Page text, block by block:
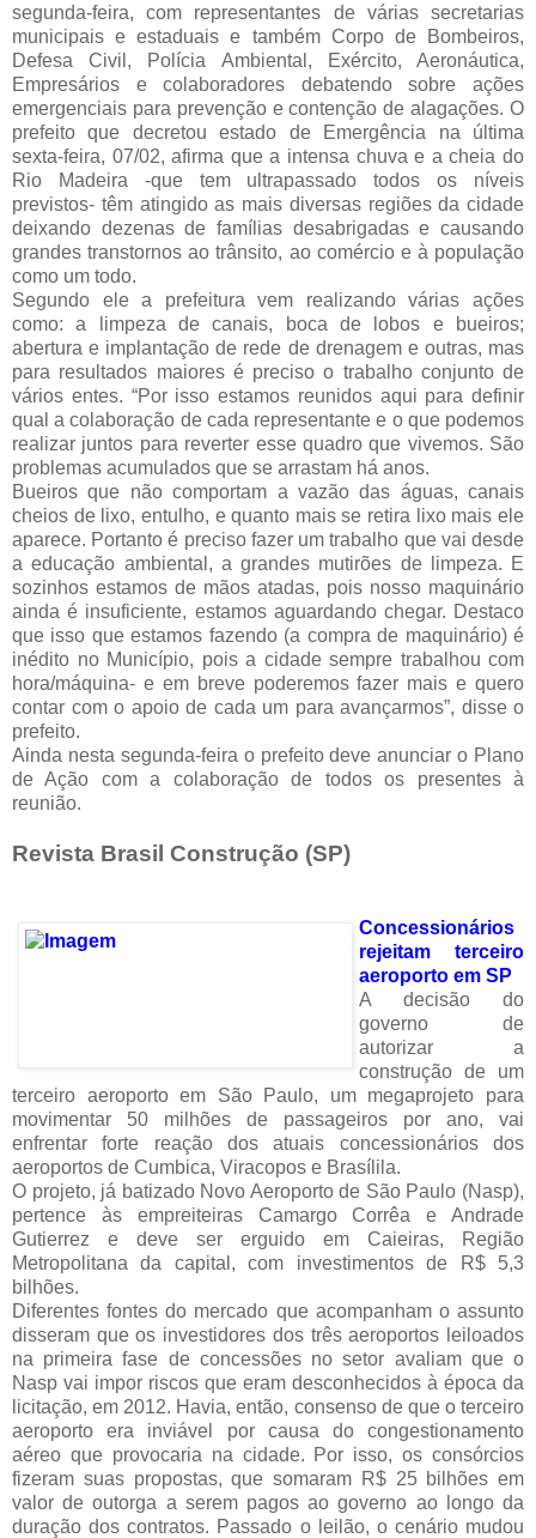
segunda-feira, com representantes de várias secretarias
municipais e estaduais e também Corpo de Bombeiros,
Defesa Civil, Polícia Ambiental, Exército, Aeronáutica,
Empresários e colaboradores debatendo sobre ações
emergenciais para prevenção e contenção de alagações. O
prefeito que decretou estado de Emergência na última
sexta-feira, 07/02, afirma que a intensa chuva e a cheia do
Rio Madeira -que tem ultrapassado todos os níveis
previstos- têm atingido as mais diversas regiões da cidade
deixando dezenas de famílias desabrigadas e causando
grandes transtornos ao trânsito, ao comércio e à população
como um todo.
Segundo ele a prefeitura vem realizando várias ações
como: a limpeza de canais, boca de lobos e bueiros;
abertura e implantação de rede de drenagem e outras, mas
para resultados maiores é preciso o trabalho conjunto de
vários entes. “Por isso estamos reunidos aqui para definir
qual a colaboração de cada representante e o que podemos
realizar juntos para reverter esse quadro que vivemos. São
problemas acumulados que se arrastam há anos.
Bueiros que não comportam a vazão das águas, canais
cheios de lixo, entulho, e quanto mais se retira lixo mais ele
aparece. Portanto é preciso fazer um trabalho que vai desde
a educação ambiental, a grandes mutirões de limpeza. E
sozinhos estamos de mãos atadas, pois nosso maquinário
ainda é insuficiente, estamos aguardando chegar. Destaco
que isso que estamos fazendo (a compra de maquinário) é
inédito no Município, pois a cidade sempre trabalhou com
hora/máquina- e em breve poderemos fazer mais e quero
contar com o apoio de cada um para avançarmos”, disse o
prefeito.
Ainda nesta segunda-feira o prefeito deve anunciar o Plano
de Ação com a colaboração de todos os presentes à
reunião.
Revista Brasil Construção (SP)
Concessionários
rejeitam terceiro
aeroporto em SP
A decisão do
governo de
autorizar a
construção de um
terceiro aeroporto em São Paulo, um megaprojeto para
movimentar 50 milhões de passageiros por ano, vai
enfrentar forte reação dos atuais concessionários dos
aeroportos de Cumbica, Viracopos e Brasílila.
O projeto, já batizado Novo Aeroporto de São Paulo (Nasp),
pertence às empreiteiras Camargo Corrêa e Andrade
Gutierrez e deve ser erguido em Caieiras, Região
Metropolitana da capital, com investimentos de R$ 5,3
bilhões.
Diferentes fontes do mercado que acompanham o assunto
disseram que os investidores dos três aeroportos leiloados
na primeira fase de concessões no setor avaliam que o
Nasp vai impor riscos que eram desconhecidos à época da
licitação, em 2012. Havia, então, consenso de que o terceiro
aeroporto era inviável por causa do congestionamento
aéreo que provocaria na cidade. Por isso, os consórcios
fizeram suas propostas, que somaram R$ 25 bilhões em
valor de outorga a serem pagos ao governo ao longo da
duração dos contratos. Passado o leilão, o cenário mudou